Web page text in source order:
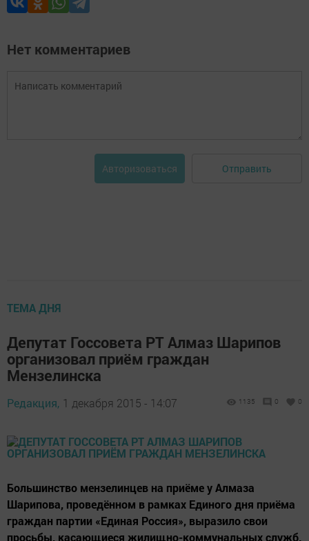
Нет комментариев
Авторизоваться Отправить
ТЕМА ДНЯ
Депутат Госсовета РТ Алмаз Шарипов
организовал приём граждан
Мензелинска
Редакция, 1 декабря 2015 - 14:07 1135 0 0
Большинство мензелинцев на приёме у Алмаза
Шарипова, проведённом в рамках Единого дня приёма
граждан партии «Единая Россия», выразило свои
просьбы, касающиеся жилищно-коммунальных служб.